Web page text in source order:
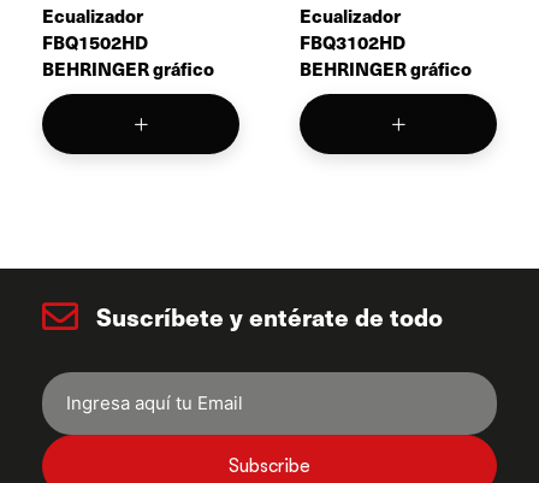
Ecualizador
FBQ1502HD
BEHRINGER gráfico
Ecualizador
FBQ3102HD
BEHRINGER gráfico
Suscríbete y entérate de todo
Subscribe